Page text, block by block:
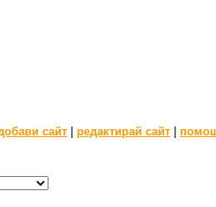
сайт редактирай сайт